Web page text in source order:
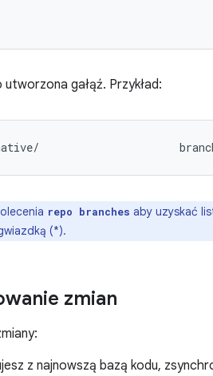
gałąź. Przykład:
repo branches aby uzyskać
(*).
zmian
z najnowszą bazą kodu,